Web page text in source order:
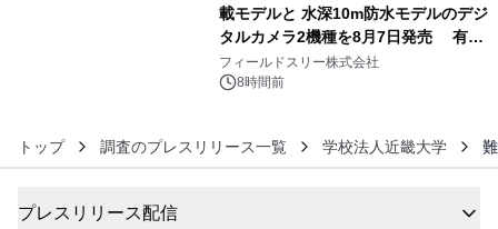
載モデルと 水深10m防水モデルのデジ
タルカメラ2機種を8月7日発売 有効
約1300万画素、用途別に選べるコンデ
ジ新登場
フィールドスリー株式会社
8時間前
トップ 調査のプレスリリース一覧 学校法人近畿大学
プレスリリース配信